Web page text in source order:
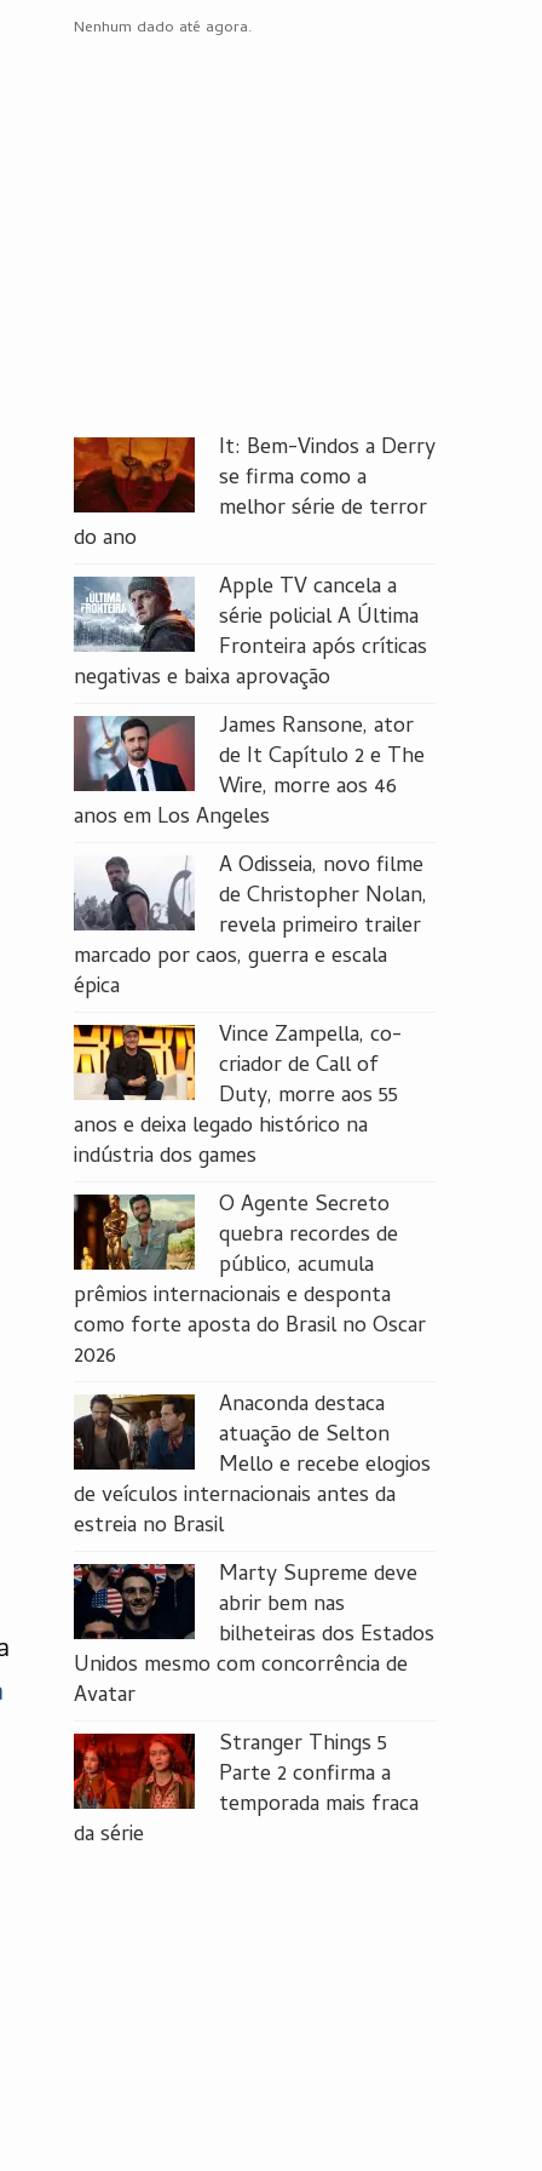
Nenhum dado até agora.
It: Bem-Vindos a Derry
se firma como a
melhor série de terror
do ano
Apple TV cancela a
série policial A Última
Fronteira após críticas
negativas e baixa aprovação
James Ransone, ator
de It Capítulo 2 e The
Wire, morre aos 46
anos em Los Angeles
A Odisseia, novo filme
de Christopher Nolan,
revela primeiro trailer
marcado por caos, guerra e escala
épica
Vince Zampella, co-
criador de Call of
Duty, morre aos 55
anos e deixa legado histórico na
indústria dos games
O Agente Secreto
quebra recordes de
público, acumula
prêmios internacionais e desponta
como forte aposta do Brasil no Oscar
2026
Anaconda destaca
atuação de Selton
Mello e recebe elogios
de veículos internacionais antes da
estreia no Brasil
Marty Supreme deve
abrir bem nas
bilheteiras dos Estados
Unidos mesmo com concorrência de
Avatar
Stranger Things 5
Parte 2 confirma a
temporada mais fraca
da série